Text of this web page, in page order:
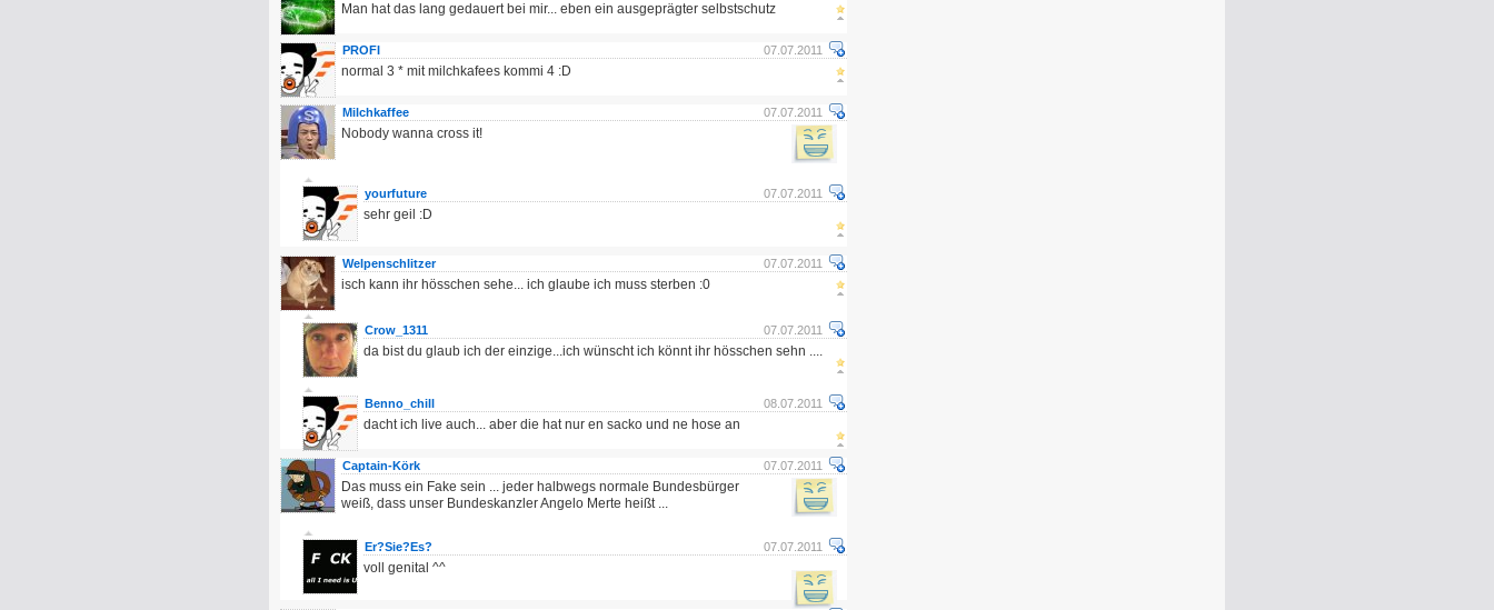
Man hat das lang gedauert bei mir... eben ein ausgeprägter selbstschutz
07.07.2011
PROFI
normal 3 * mit milchkafees kommi 4 :D
07.07.2011
Milchkaffee
Nobody wanna cross it!
07.07.2011
yourfuture
sehr geil :D
07.07.2011
Welpenschlitzer
isch kann ihr hösschen sehe... ich glaube ich muss sterben :0
07.07.2011
Crow_1311
da bist du glaub ich der einzige...ich wünscht ich könnt ihr hösschen sehn ....
08.07.2011
Benno_chill
dacht ich live auch... aber die hat nur en sacko und ne hose an
07.07.2011
Captain-Körk
Das muss ein Fake sein ... jeder halbwegs normale Bundesbürger
weiß, dass unser Bundeskanzler Angelo Merte heißt ...
07.07.2011
Er?Sie?Es?
voll genital ^^